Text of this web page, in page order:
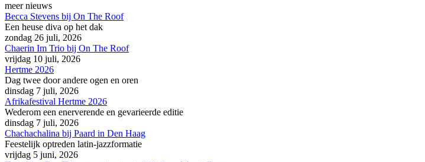
meer nieuws
Becca Stevens bij On The Roof
Een heuse diva op het dak
zondag 26 juli, 2026
Chaerin Im Trio bij On The Roof
vrijdag 10 juli, 2026
Hertme 2026
Dag twee door andere ogen en oren
dinsdag 7 juli, 2026
Afrikafestival Hertme 2026
Wederom een enerverende en gevarieerde editie
dinsdag 7 juli, 2026
Chachachalina bij Paard in Den Haag
Feestelijk optreden latin-jazzformatie
vrijdag 5 juni, 2026